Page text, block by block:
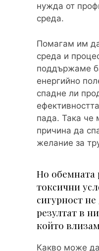
нужда от
среда.
Помагам им
среда и
поддържаме
енергийно
спадне ли
пада. Така че
причина да
желание за
Но обемната
токсични
сигурност
резултат в
който
Какво може